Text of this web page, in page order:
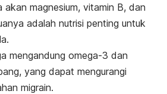
akan magnesium, vitamin B, dan
adalah nutrisi penting untuk
mengandung omega-3 dan
yang dapat mengurangi
migrain.